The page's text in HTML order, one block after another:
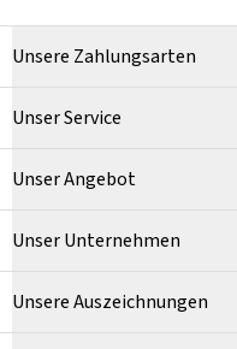
Unsere Zahlungsarten
Unser Service
Unser Angebot
Unser Unternehmen
Unsere Auszeichnungen